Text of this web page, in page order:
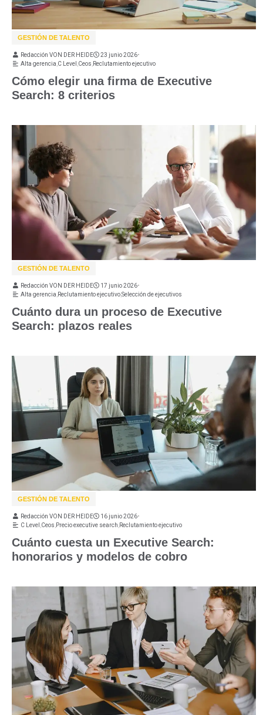
GESTIÓN DE TALENTO
Cómo elegir una firma de Executive
Search: 8 criterios
Redacción VON DER HEIDE 23 junio 2026•
Alta gerencia,C Level ,Ceos,Reclutamiento ejecutivo
GESTIÓN DE TALENTO
Cuánto dura un proceso de Executive
Search: plazos reales
Redacción VON DER HEIDE 17 junio 2026•
Alta gerencia,Reclutamiento ejecutivo,Selección de ejecutivos
GESTIÓN DE TALENTO
Cuánto cuesta un Executive Search:
honorarios y modelos de cobro
Redacción VON DER HEIDE 16 junio 2026•
C Level ,Ceos,Precio executive search,Reclutamiento ejecutivo